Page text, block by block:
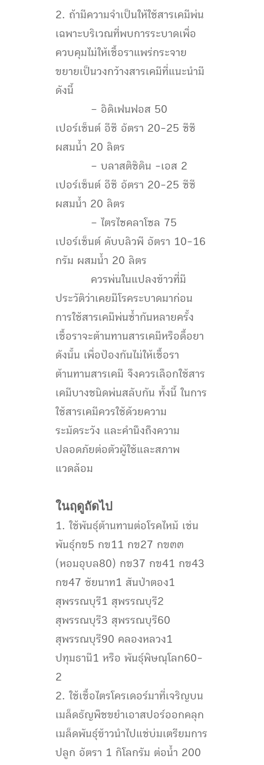
2. ถ้ามีความจำเป็นให้ใช้สารเคมีพ่น
เฉพาะบริเวณที่พบการระบาดเพื่อ
ควบคุมไม่ให้เชื้อราแพร่กระจาย
ขยายเป็นวงกว้างสารเคมีที่แนะนำมี
ดังนี้
– อิดิเฟนฟอส 50
เปอร์เซ็นต์ อีซี อัตรา 20-25 ซีซี
ผสมน้ำ 20 ลิตร
– บลาสติซิดิน -เอส 2
เปอร์เซ็นต์ อีซี อัตรา 20-25 ซีซี
ผสมน้ำ 20 ลิตร
– ไตรไซคลาโซล 75
เปอร์เซ็นต์ ดับบลิวพี อัตรา 10-16
กรัม ผสมน้ำ 20 ลิตร
ควรพ่นในแปลงข้าวที่มี
ประวัติว่าเคยมีโรคระบาดมาก่อน
การใช้สารเคมีพ่นซ้ำกันหลายครั้ง
เชื้อราจะต้านทานสารเคมีหรือดื้อยา
ดังนั้น เพื่อป้องกันไม่ให้เชื้อรา
ต้านทานสารเคมี จึงควรเลือกใช้สาร
เคมีบางชนิดพ่นสลับกัน ทั้งนี้ ในการ
ใช้สารเคมีควรใช้ด้วยความ
ระมัดระวัง และคำนึงถึงความ
ปลอดภัยต่อตัวผู้ใช้และสภาพ
แวดล้อม
ในฤดูถัดไป
1. ใช้พันธุ์ต้านทานต่อโรคไหม้ เช่น
พันธุ์กข5 กข11 กข27 กข๓๓
(หอมอุบล80) กข37 กข41 กข43
กข47 ชัยนาท1 สันป่าตอง1
สุพรรณบุรี1 สุพรรณบุรี2
สุพรรณบุรี3 สุพรรณบุรี60
สุพรรณบุรี90 คลองหลวง1
ปทุมธานี1 หรือ พันธุ์พิษณุโลก60-
2
2. ใช้เชื้อไตรโครเดอร์มาที่เจริญบน
เมล็ดธัญพืชขยำเอาสปอร์ออกคลุก
เมล็ดพันธุ์ข้าวนำไปแช่บ่มเตรียมการ
ปลูก อัตรา 1 กิโลกรัม ต่อน้ำ 200